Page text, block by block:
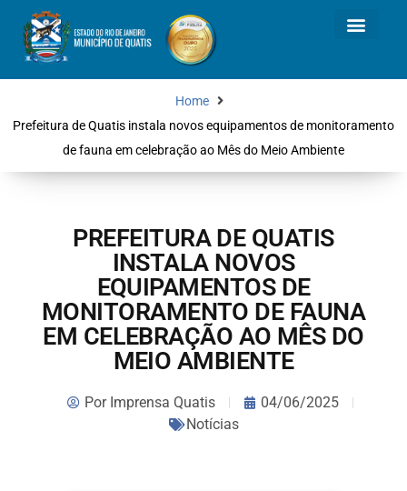
Home
Prefeitura de Quatis instala novos equipamentos de monitoramento
de fauna em celebração ao Mês do Meio Ambiente
PREFEITURA DE QUATIS
INSTALA NOVOS
EQUIPAMENTOS DE
MONITORAMENTO DE FAUNA
EM CELEBRAÇÃO AO MÊS DO
MEIO AMBIENTE
PorImprensa Quatis
04/06/2025
Notícias